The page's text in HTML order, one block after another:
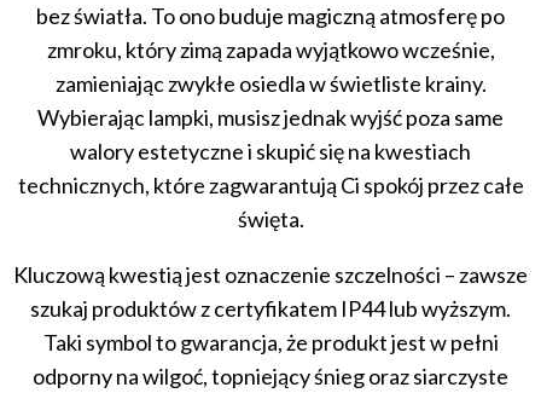
bez światła. To ono buduje magiczną atmosferę po
zmroku, który zimą zapada wyjątkowo wcześnie,
zamieniając zwykłe osiedla w świetliste krainy.
Wybierając lampki, musisz jednak wyjść poza same
walory estetyczne i skupić się na kwestiach
technicznych, które zagwarantują Ci spokój przez całe
święta.
Kluczową kwestią jest oznaczenie szczelności – zawsze
szukaj produktów z certyfikatem IP44 lub wyższym.
Taki symbol to gwarancja, że produkt jest w pełni
odporny na wilgoć, topniejący śnieg oraz siarczyste